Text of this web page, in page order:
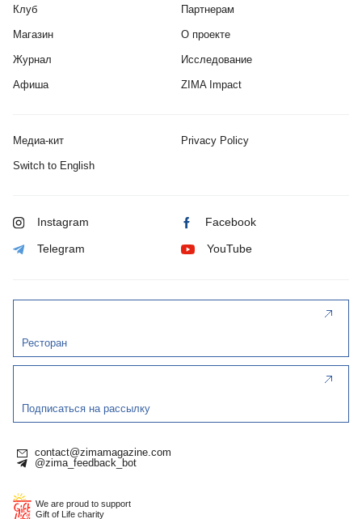
Клуб
Магазин
Журнал
Афиша
Партнерам
О проекте
Исследование
ZIMA Impact
Медиа-кит Privacy Policy
Switch to English
Instagram Facebook
Telegram YouTube
Ресторан
Подписаться на рассылку
contact@zimamagazine.com
@zima_feedback_bot
We are proud to support
Gift of Life charity